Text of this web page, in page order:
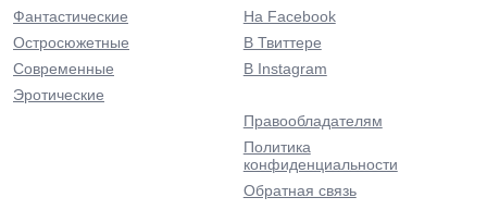
Фантастические
Остросюжетные
Современные
Эротические
На Facebook
В Твиттере
В Instagram
Правообладателям
Политика
конфиденциальности
Обратная связь